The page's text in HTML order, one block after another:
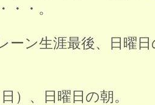
・・。
ーン生涯最後、日曜
）、日曜日の朝。